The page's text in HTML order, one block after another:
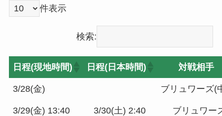
件表示
検索:
日程(現地時間) 日程(日本時間) 対戦相手
3/28(金) ブリュワーズ(
3/29(金) 13:40 3/30(土) 2:40 ブリュワー